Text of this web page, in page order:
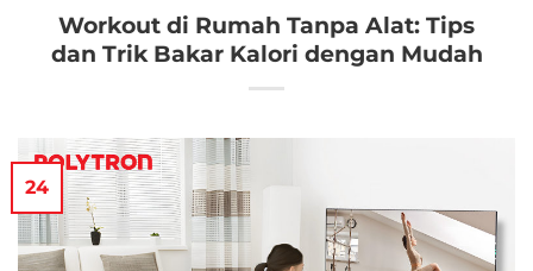
Workout di Rumah Tanpa Alat: Tips
dan Trik Bakar Kalori dengan Mudah
24